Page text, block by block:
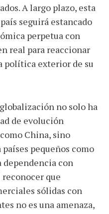
A largo plazo, esta
seguirá estancado
perpetua con
real para reaccionar
política exterior de su
no solo ha
de evolución
China, sino
pequeños como
dependencia con
reconocer que
sólidas con
no es una amenaza,